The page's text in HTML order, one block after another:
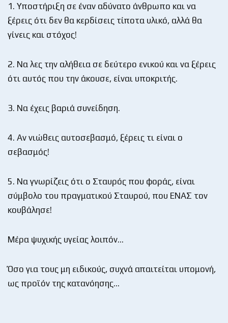
1. Υποστήριξη σε έναν αδύνατο άνθρωπο και να
ξέρεις ότι δεν θα κερδίσεις τίποτα υλικό, αλλά θα
γίνεις και στόχος!
2. Να λες την αλήθεια σε δεύτερο ενικού και να ξέρεις
ότι αυτός που την άκουσε, είναι υποκριτής.
3. Να έχεις βαριά συνείδηση.
4. Αν νιώθεις αυτοσεβασμό, ξέρεις τι είναι ο
σεβασμός!
5. Να γνωρίζεις ότι ο Σταυρός που φοράς, είναι
σύμβολο του πραγματικού Σταυρού, που ΕΝΑΣ τον
κουβάλησε!
Μέρα ψυχικής υγείας λοιπόν…
Όσο για τους μη ειδικούς, συχνά απαιτείται υπομονή,
ως προϊόν της κατανόησης…